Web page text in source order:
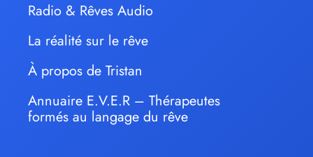
Radio & Rêves Audio
La réalité sur le rêve
À propos de Tristan
Annuaire E.V.E.R – Thérapeutes
formés au langage du rêve